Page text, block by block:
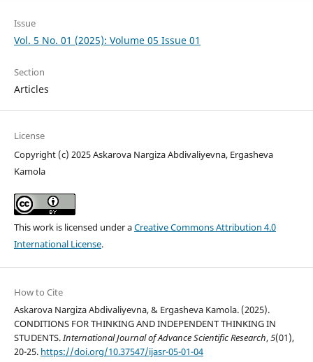
Issue
Vol. 5 No. 01 (2025): Volume 05 Issue 01
Section
Articles
License
Copyright (c) 2025 Askarova Nargiza Abdivaliyevna, Ergasheva
Kamola
This work is licensed under aCreative Commons Attribution 4.0
International License.
How to Cite
Askarova Nargiza Abdivaliyevna, & Ergasheva Kamola. (2025).
CONDITIONS FOR THINKING AND INDEPENDENT THINKING IN
STUDENTS. International Journal of Advance Scientific Research,5(01),
20-25. https://doi.org/10.37547/ijasr-05-01-04